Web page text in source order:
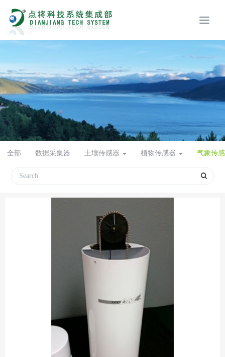
全部 数据采集器 土壤传感器 植物传感器 气象传